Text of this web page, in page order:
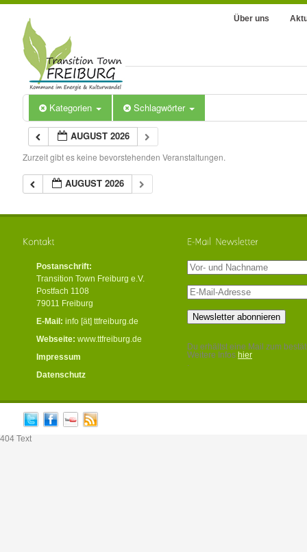
Über uns
Kategorien Schlagwörter
AUGUST 2026
Zurzeit gibt es keine bevorstehenden Veranstaltungen.
AUGUST 2026
Postanschrift:
Transition Town Freiburg e.V.
Postfach 1108
79011 Freiburg
E-Mail: info [ät] ttfreiburg.de
Webseite: www.ttfreiburg.de
Impressum
Datenschutz
Du erhältst eine Mail zum
Weitere Infos hier
.
404 Text